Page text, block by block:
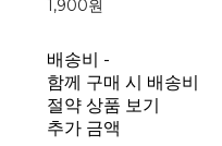
1,900원
배송비 -
함께 구매 시 배송비
절약 상품 보기
추가 금액